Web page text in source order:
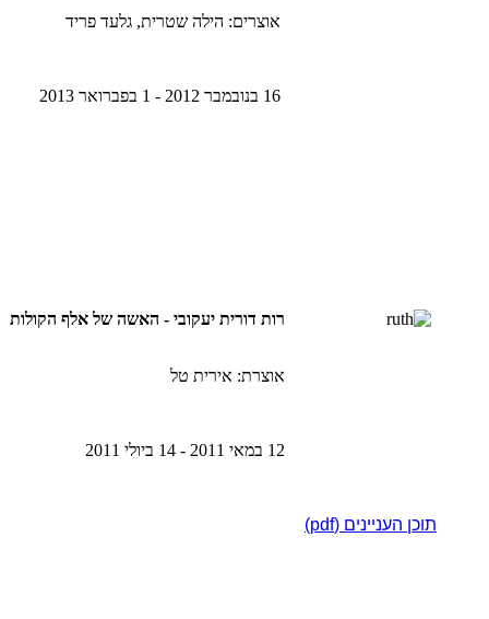
אוצרים: הילה שטרית, גלעד פריד
16 בנובמבר 2012 - 1 בפברואר 2013
רות דורית יעקובי - האשה של אלף הקולות
אוצרת: אירית טל
12 במאי 2011 - 14 ביולי 2011
תוכן העניינים (pdf)